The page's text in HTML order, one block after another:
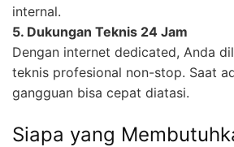
internal.
5. Dukungan Teknis 24 Jam
Dengan internet dedicated, Anda
teknis profesional non-stop. Saat
gangguan bisa cepat diatasi.
Siapa yang